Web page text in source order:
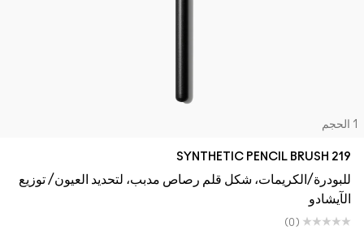
219 SYNTHETIC PENCIL BRUSH
للبودرة/الكريمات، شكل قلم رصاص مدبب، لتحديد العيون/ توزيع
الآيشادو
(0)